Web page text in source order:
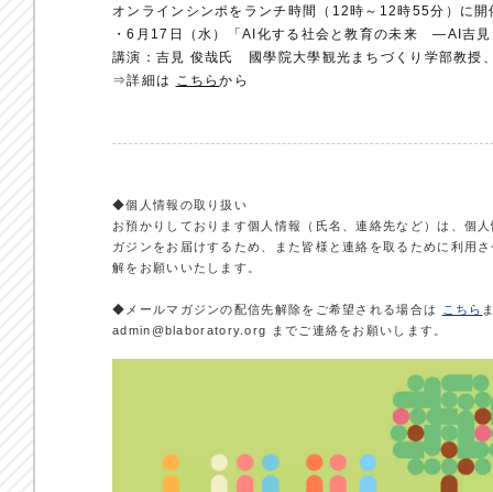
オンラインシンポをランチ時間（12時～12時55分）に
・6月17日（水）「AI化する社会と教育の未来 ―AI吉
講演：吉見 俊哉氏 國學院大學観光まちづくり学部教授
⇒詳細は
こちらから
◆個人情報の取り扱い
お預かりしております個人情報（氏名、連絡先など）は、個
ガジンをお届けするため、また皆様と連絡を取るために利用
解をお願いいたします。
◆メールマガジンの配信先解除をご希望される場合は こちら
admin@blaboratory.org までご連絡をお願いします。